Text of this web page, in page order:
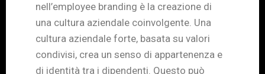
nell’employee branding è la creazione di
una cultura aziendale coinvolgente. Una
cultura aziendale forte, basata su valori
condivisi, crea un senso di appartenenza e
di identità tra i dipendenti. Questo può